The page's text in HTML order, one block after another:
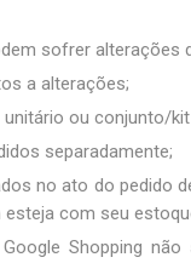
sofrer alterações
a alterações;
ou conjunto/
separadamente;
no ato do pedido
com seu
Shopping não